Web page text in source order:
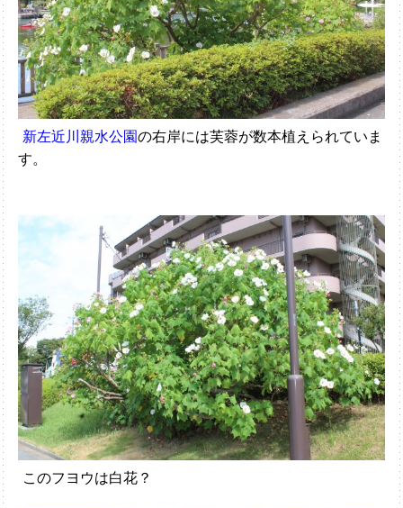
新左近川親水公園の右岸には芙蓉が数本植えられていま
す。
このフヨウは白花？